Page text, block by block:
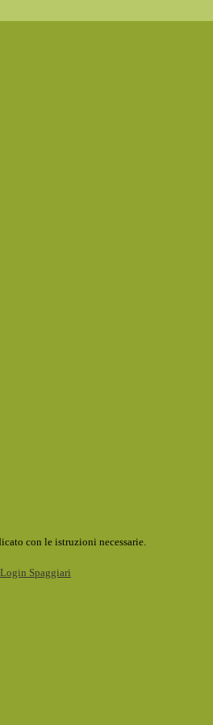
con le istruzioni necessarie.
Login Spaggiari